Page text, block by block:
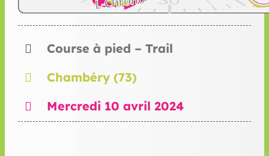
Course à pied – Trail
Chambéry (73)
Mercredi 10 avril 2024